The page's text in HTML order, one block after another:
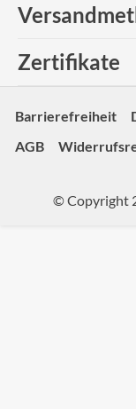
Zertifikate
Barrierefreiheit
AGB
© Copyright